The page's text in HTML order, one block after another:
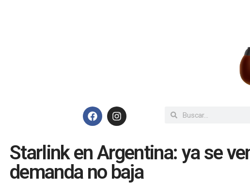
Starlink en Argentina: ya se
demanda no baja